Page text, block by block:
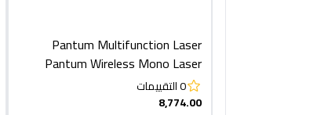
Pantum Multifunction Laser
Pantum Wireless Mono Laser
Multifunction Printer, White -
M6509NW +TONER 219
0التقييمات
8,774.00